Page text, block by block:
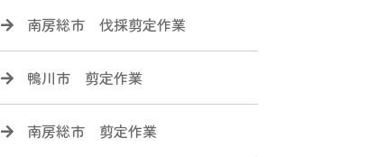
南房総市 伐採剪定作業
鴨川市 剪定作業
南房総市 剪定作業